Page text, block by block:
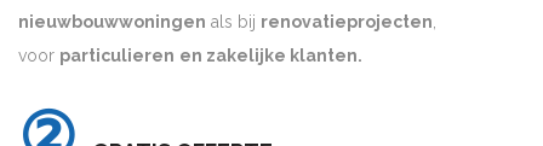
nieuwbouwwoningen als bij renovatieprojecten,
voor particulieren en zakelijke klanten.